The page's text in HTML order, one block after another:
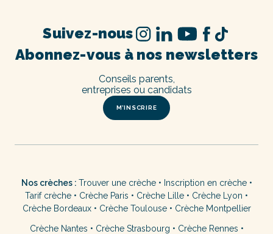
Abonnez-vous à nos newsletters
M’INSCRIRE
Conseils parents,
entreprises ou candidats
Suivez-nous
Nos crèches : Trouver une crèche• Inscription en crèche•
Tarif crèche • Crèche Paris • Crèche Lille • Crèche Lyon •
Crèche Bordeaux• Crèche Toulouse• Crèche Montpellier
Crèche Nantes • Crèche Strasbourg • Crèche Rennes •